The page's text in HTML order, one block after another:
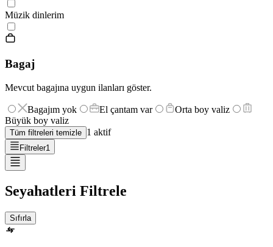
Müzik dinlerim
Bagaj
Mevcut bagajına uygun ilanları göster.
Bagajım yok El çantam var
Orta boy valiz
Büyük boy valiz
Tüm filtreleri temizle 1 aktif
Filtreler1
Seyahatleri Filtrele
Sıfırla